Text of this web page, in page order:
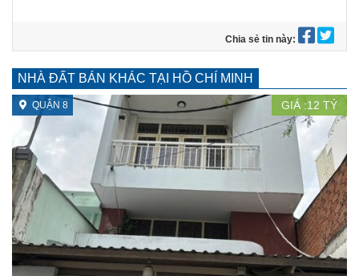
Chia sẻ tin này:
NHÀ ĐẤT BÁN KHÁC TẠI HỒ CHÍ MINH
QUẬN 8 GIÁ :12 TỶ